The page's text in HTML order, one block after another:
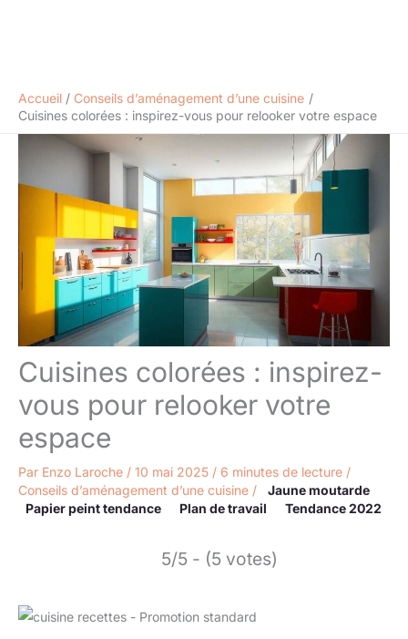
Accueil
Conseils d’aménagement d’une cuisine
Cuisines colorées : inspirez-vous pour relooker votre espace
Cuisines colorées : inspirez-
vous pour relooker votre
espace
Par Enzo Laroche / 10 mai 2025 / 6 minutes de lecture /
Conseils d’aménagement d’une cuisine /
Jaune moutarde
Papier peint tendance
Plan de travail Tendance 2022
5/5 - (5 votes)